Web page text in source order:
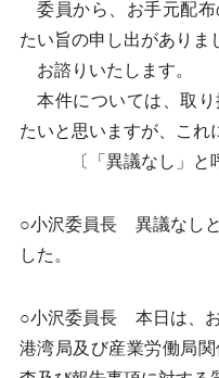
委員から、お手元配布
たい旨の申し出がありま
お諮りいたします。
本件については、取り
たいと思いますが、これ
〔「異議なし」と呼
○小沢委員長 異議なし
した。
○小沢委員長 本日は、お
港湾局及び産業労働局